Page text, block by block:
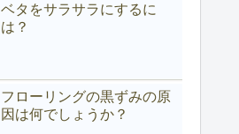
ベタをサラサラにするに
は？
フローリングの黒ずみの原
因は何でしょうか？